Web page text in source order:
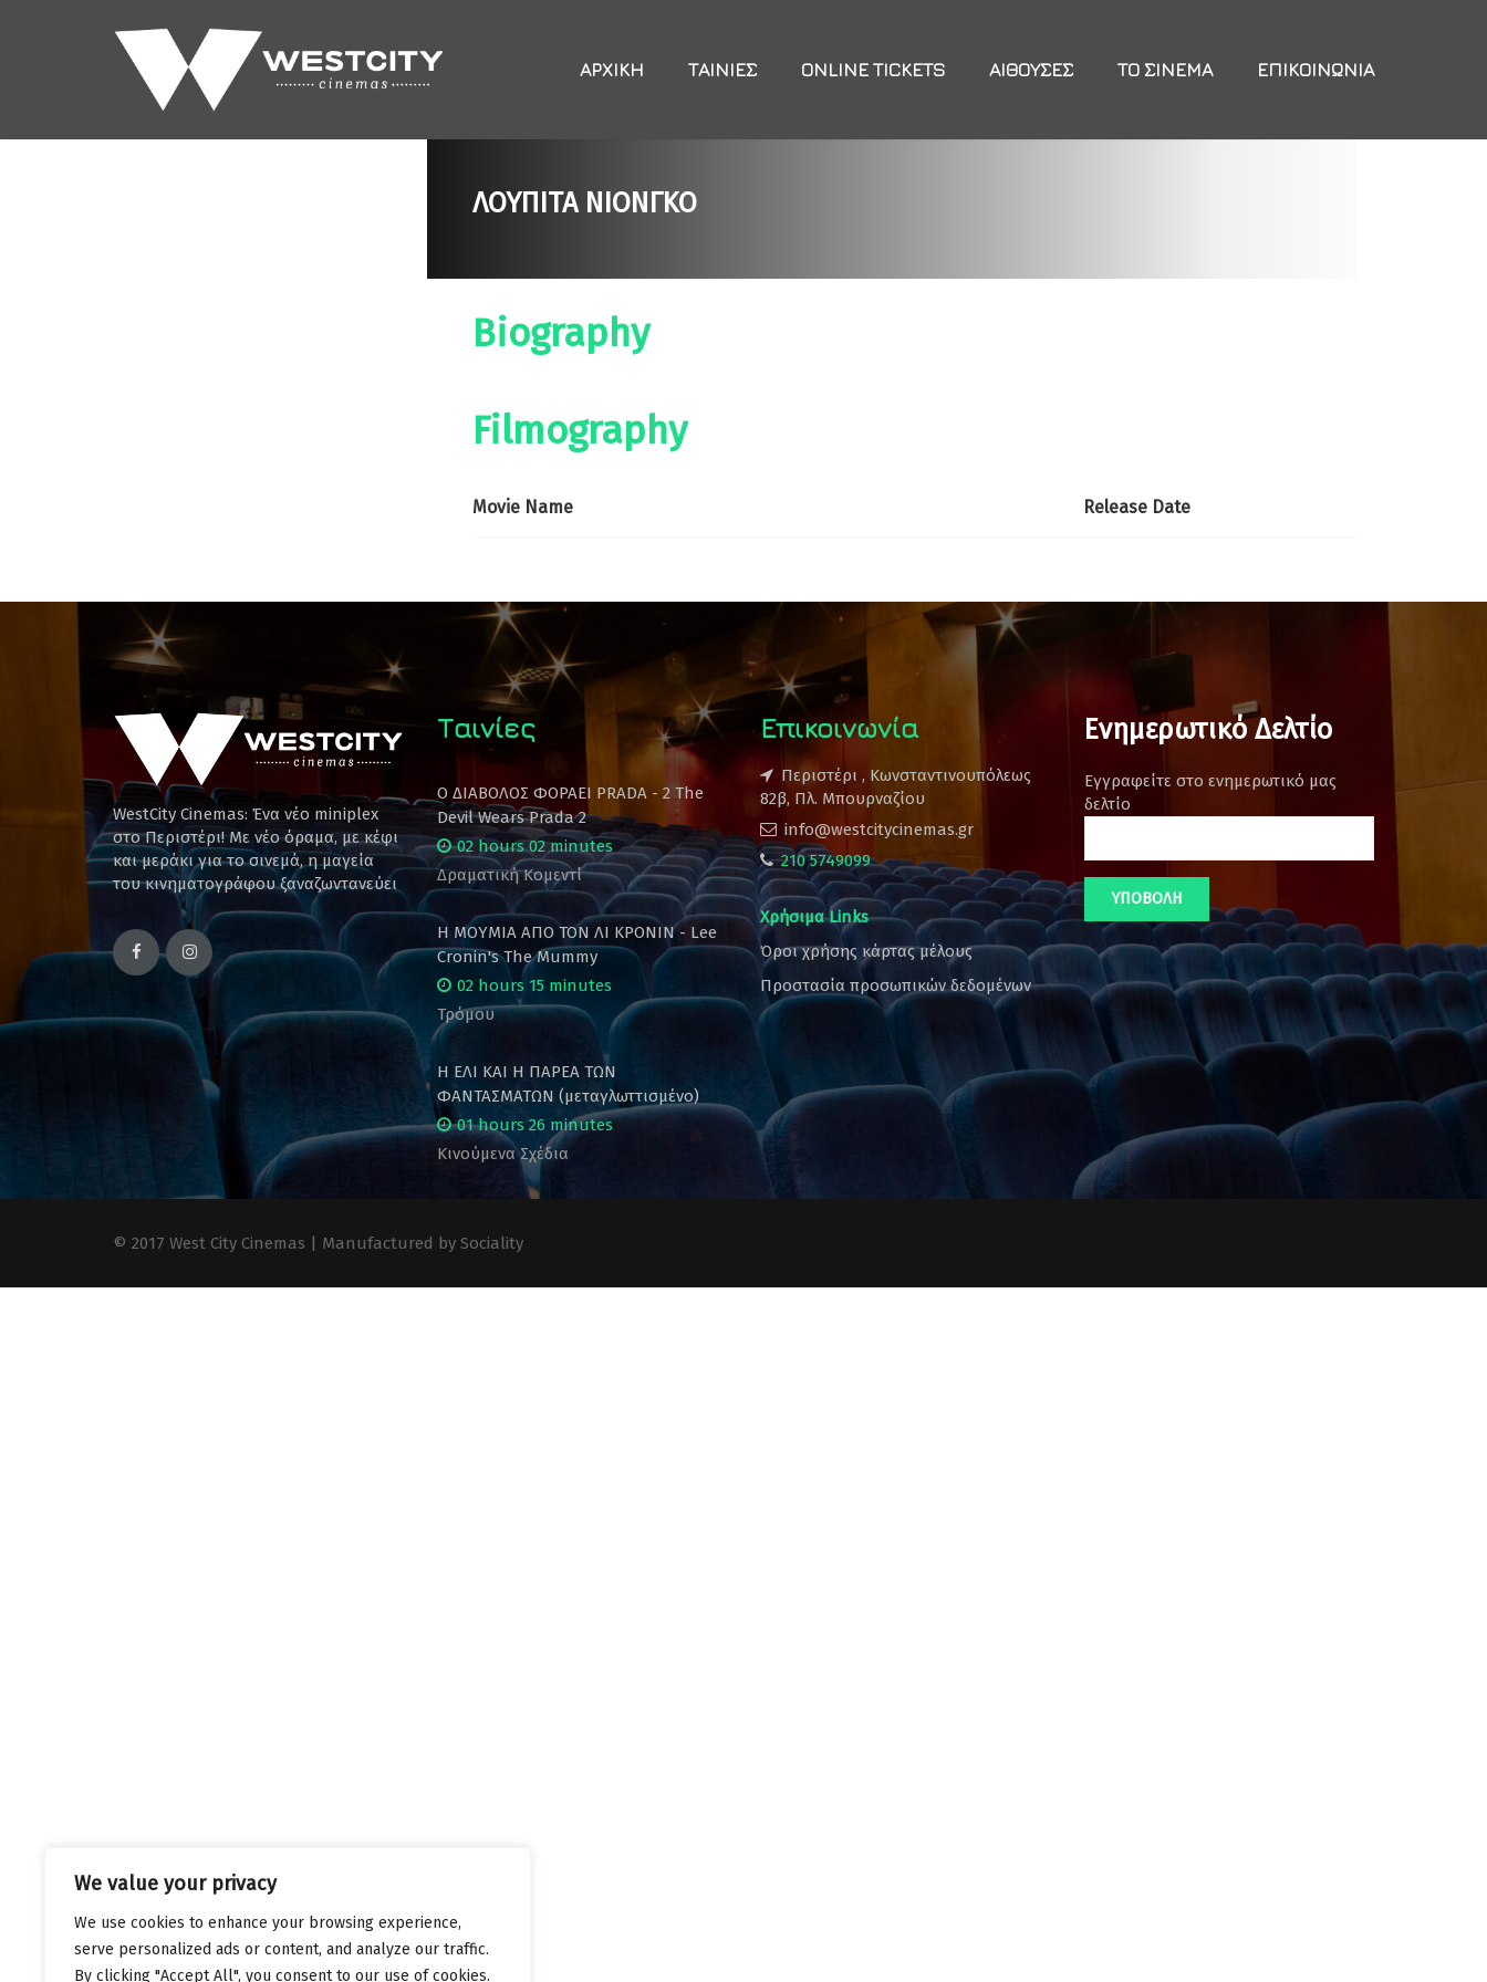
We value your privacy
We use cookies to enhance your browsing experience,
serve personalized ads or content, and analyze our traffic.
By clicking "Accept All", you consent to our use of cookies.
ΑΡΧΙΚΉ ΤΑΙΝΊΕΣ ONLINE TICKETS ΑΊΘΟΥΣΕΣ ΤΟ ΣΙΝΕΜΆ ΕΠΙΚΟΙΝΩΝΊΑ
ΛΟΥΠΙΤΑ ΝΙΟΝΓΚΟ
Biography
Filmography
Movie Name Release Date
WestCity Cinemas: Ένα νέο miniplex
στο Περιστέρι! Mε νέο όραμα, με κέφι
και μεράκι για το σινεμά, η μαγεία
του κινηματογράφου ξαναζωντανεύει
Ταινίες
Ο ΔΙΑΒΟΛΟΣ ΦΟΡΑΕΙ PRADA - 2 The
Devil Wears Prada 2
02 hours 02 minutes
Δραματική Κομεντί
Η ΜΟΥΜΙΑ ΑΠΟ ΤΟΝ ΛΙ ΚΡΟΝΙΝ - Lee
Cronin's The Mummy
02 hours 15 minutes
Τρόμου
Η ΕΛΙ ΚΑΙ Η ΠΑΡΕΑ ΤΩΝ
ΦΑΝΤΑΣΜΑΤΩΝ (μεταγλωττισμένο)
01 hours 26 minutes
Κινούμενα Σχέδια
Επικοινωνία
Περιστέρι , Κωνσταντινουπόλεως
82β, Πλ. Μπουρναζίου
info@westcitycinemas.gr
210 5749099
Χρήσιμα Links
Όροι χρήσης κάρτας μέλους
Προστασία προσωπικών δεδομένων
Ενημερωτικό Δελτίο
Εγγραφείτε στο ενημερωτικό μας
δελτίο
© 2017 West City Cinemas | Manufactured by Sociality